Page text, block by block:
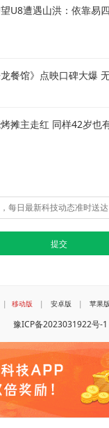
U8遭遇山洪：依靠易
餐馆》点映口碑大爆
摊主走红 同样42岁也
| 移动版 | 安卓版 | 苹果版
豫ICP备2023031922号-1